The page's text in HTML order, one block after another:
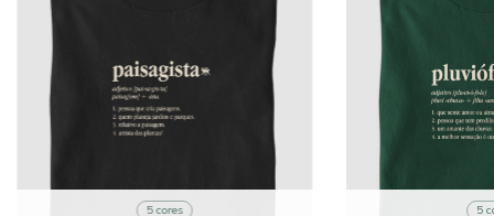
5 cores 5